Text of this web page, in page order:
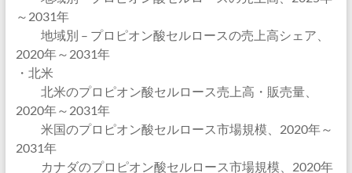
～2031年
地域別 – プロピオン酸セルロースの売上高シェア、
2020年～2031年
・北米
北米のプロピオン酸セルロース売上高・販売量、
2020年～2031年
米国のプロピオン酸セルロース市場規模、2020年～
2031年
カナダのプロピオン酸セルロース市場規模、2020年